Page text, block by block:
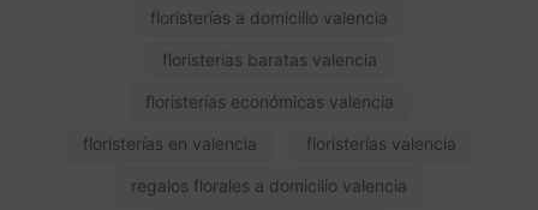
floristerías a domicilio valencia
floristerías baratas valencia
floristerías económicas valencia
floristerías en valencia floristerías valencia
regalos florales a domicilio valencia